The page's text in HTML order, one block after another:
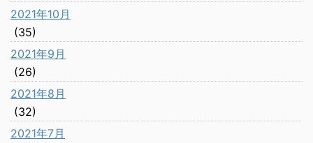
2021年10月
(35)
2021年9月
(26)
2021年8月
(32)
2021年7月